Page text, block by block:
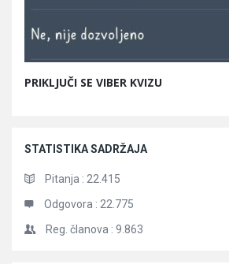
PRIKLJUČI SE VIBER KVIZU
STATISTIKA SADRŽAJA
Pitanja : 22.415
Odgovora : 22.775
Reg. članova : 9.863